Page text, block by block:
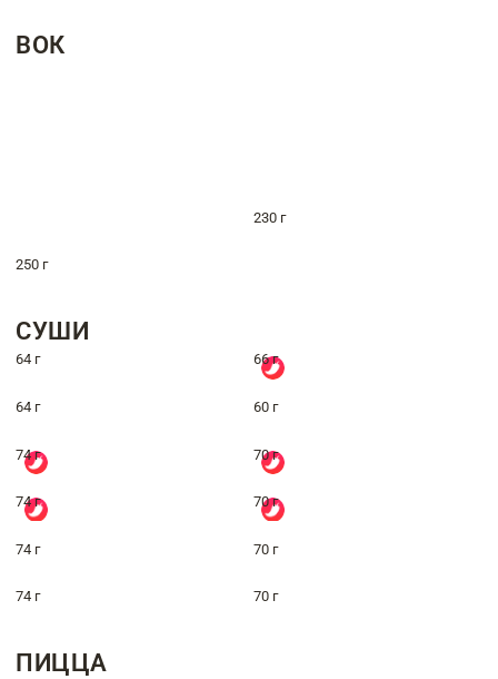
ВОК
230 г
250 г
СУШИ
64 г 66 г
64 г 60 г
74 г 70 г
74 г 70 г
74 г 70 г
74 г 70 г
ПИЦЦА